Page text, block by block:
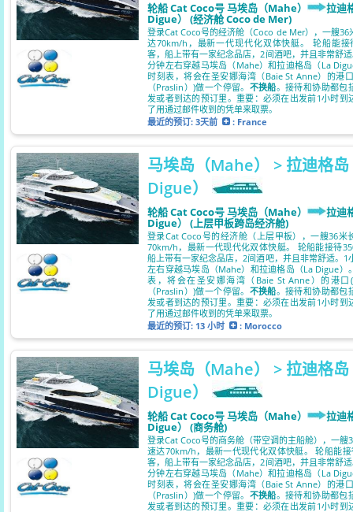
轮船 Cat Coco号 马埃岛（Mahe） 拉迪
Digue） (经济舱 Coco de Mer)
登录Cat Coco号的经济舱（Coco de Mer），一艘36
达70km/h，最新一代现代化双体快艇。 轮船能接
客，船上带有一家纪念品店，2间酒吧，并且非常舒
分钟左右穿越马埃岛（Mahe）和拉迪格岛（La
时刻表，将会在圣安娜海湾（Baie St Anne）的港
（Praslin）)做一个停留。 不换船。接待和协助都包
发或者到达的预订里。重要：必须在出发前1小时到
了用通过邮件收到的凭单来取票。
最近的预订: 3天前 : France
马埃岛（Mahe） > 拉迪格
Digue）
轮船 Cat Coco号 马埃岛（Mahe） 拉迪
Digue） (上层甲板跨岛经济舱)
登录Cat Coco号的经济舱（上层甲板），一艘36米
70km/h，最新一代现代化双体快艇。 轮船能接待
船上带有一家纪念品店，2间酒吧，并且非常舒适。1
左右穿越马埃岛（Mahe）和拉迪格岛（La Digue）
表，将会在圣安娜海湾（Baie St Anne）的港口
（Praslin）)做一个停留。 不换船。接待和协助都包
发或者到达的预订里。重要：必须在出发前1小时到
了用通过邮件收到的凭单来取票。
最近的预订: 13 小时 : Morocco
马埃岛（Mahe） > 拉迪格
Digue）
轮船 Cat Coco号 马埃岛（Mahe） 拉迪
Digue） (商务舱)
登录Cat Coco号的商务舱（带空调的主船舱），一艘
速达70km/h，最新一代现代化双体快艇。 轮船能
客，船上带有一家纪念品店，2间酒吧，并且非常舒
分钟左右穿越马埃岛（Mahe）和拉迪格岛（La
时刻表，将会在圣安娜海湾（Baie St Anne）的港
（Praslin）)做一个停留。 不换船。接待和协助都包
发或者到达的预订里。重要：必须在出发前1小时到